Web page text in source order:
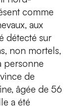
comme
aux
détecté sur
non mortels,
personne
de
âgée de 56
a été